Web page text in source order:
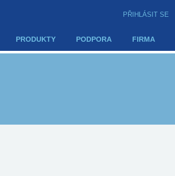
PŘIHLÁSIT SE
PRODUKTY PODPORA FIRMA